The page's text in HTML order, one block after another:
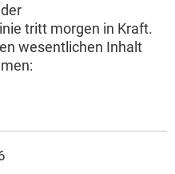
tritt morgen in Kraft.
wesentlichen Inhalt